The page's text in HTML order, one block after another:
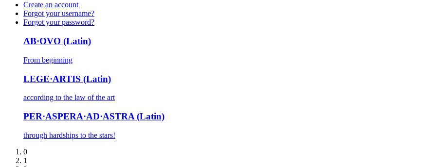
Create an account
Forgot your username?
Forgot your password?
AB·OVO (Latin)
From beginning
LEGE·ARTIS (Latin)
according to the law of the art
PER·ASPERA·AD·ASTRA (Latin)
through hardships to the stars!
0
1